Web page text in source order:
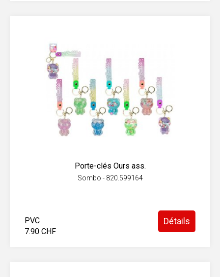
Porte-clés Ours ass.
Sombo - 820.599164
PVC
7.90 CHF
Détails